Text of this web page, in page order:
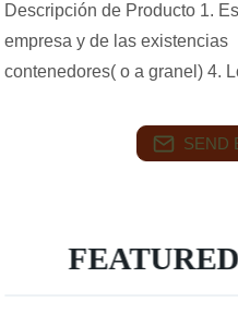
Descripción de Producto 1.
empresa y de las
contenedores( o a granel) 4.
SEND